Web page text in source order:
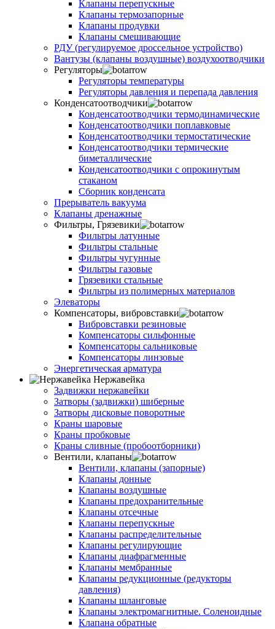
Клапаны перепускные
Клапаны термозапорные
Клапаны продувки
Клапаны смешивающие
РДУ (регулируемое дроссельное устройство)
Вантузы (клапаны воздушные) воздухоотводчики
Регуляторы
Регуляторы температуры
Регуляторы давления и перепада давления
Конденсатоотводчики
Конденсатоотводчики термодинамические
Конденсатоотводчики поплавковые
Конденсатоотводчики термостатические
Конденсатоотводчики термические
биметаллические
Конденсатоотводчики с опрокинутым
стаканом
Сборник конденсата
Прерыватель вакуума
Клапаны дренажные
Фильтры, Грязевики
Фильтры латунные
Фильтры стальные
Фильтры чугунные
Фильтры газовые
Грязевики стальные
Фильтры из полимерных материалов
Элеваторы
Компенсаторы, вибровставки
Вибровставки резиновые
Компенсаторы сильфонные
Компенсаторы сальниковые
Компенсаторы линзовые
Энергетическая арматура
Нержавейка
Задвижки нержавейки
Затворы (задвижки) шиберные
Затворы дисковые поворотные
Краны шаровые
Краны пробковые
Краны сливные (пробоотборники)
Вентили, клапаны
Вентили, клапаны (запорные)
Клапаны донные
Клапаны воздушные
Клапаны предохранительные
Клапаны отсечные
Клапаны перепускные
Клапаны распределительные
Клапаны регулирующие
Клапаны диафрагменные
Клапаны мембранные
Клапаны редукционные (редукторы
давления)
Клапаны шланговые
Клапаны электромагнитные. Соленоидные
Клапана обратные